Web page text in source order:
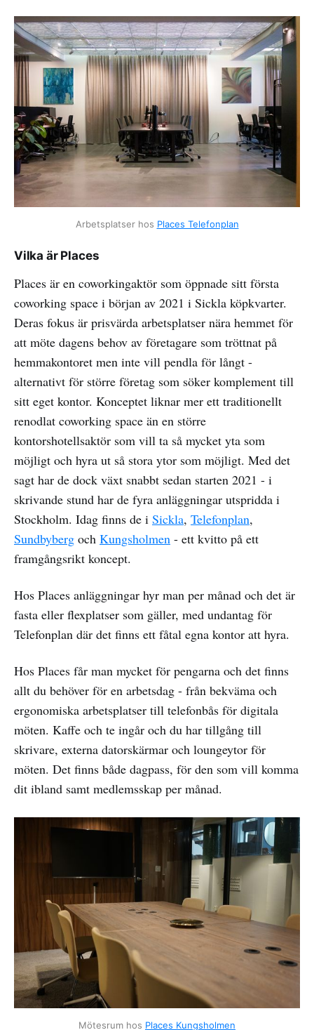
Arbetsplatser hos Places Telefonplan
Vilka är Places
Places är en coworkingaktör som öppnade sitt första
coworking space i början av 2021 i Sickla köpkvarter.
Deras fokus är prisvärda arbetsplatser nära hemmet för
att möte dagens behov av företagare som tröttnat på
hemmakontoret men inte vill pendla för långt -
alternativt för större företag som söker komplement till
sitt eget kontor. Konceptet liknar mer ett traditionellt
renodlat coworking space än en större
kontorshotellsaktör som vill ta så mycket yta som
möjligt och hyra ut så stora ytor som möjligt. Med det
sagt har de dock växt snabbt sedan starten 2021 - i
skrivande stund har de fyra anläggningar utspridda i
Stockholm. Idag finns de i Sickla, Telefonplan,
Sundbyberg och Kungsholmen - ett kvitto på ett
framgångsrikt koncept.
Hos Places anläggningar hyr man per månad och det är
fasta eller flexplatser som gäller, med undantag för
Telefonplan där det finns ett fåtal egna kontor att hyra.
Hos Places får man mycket för pengarna och det finns
allt du behöver för en arbetsdag - från bekväma och
ergonomiska arbetsplatser till telefonbås för digitala
möten. Kaffe och te ingår och du har tillgång till
skrivare, externa datorskärmar och loungeytor för
möten. Det finns både dagpass, för den som vill komma
dit ibland samt medlemsskap per månad.
Mötesrum hos Places Kungsholmen